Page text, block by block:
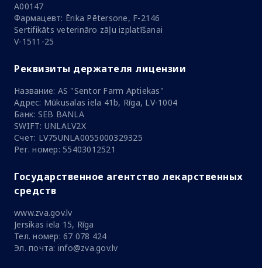
A00147
Фармацевт: Ērika Pētersone, F-2146
Sertifikāts veterināro zāļu izplatīšanai
V-1511-25
Реквизиты держателя лицензии
Название: AS "Sentor Farm Aptiekas"
Адрес: Mūkusalas iela 41b, Rīga, LV-1004
Банк: SEB BANLA
SWIFT: UNLALV2X
Счет: LV75UNLA0055000329325
Рег. номер: 55403012521
Государственное агентство лекарственных
средств
www.zva.gov.lv
Jersikas iela 15, Rīga
Тел. номер: 67 078 424
Эл. почта: info@zva.gov.lv